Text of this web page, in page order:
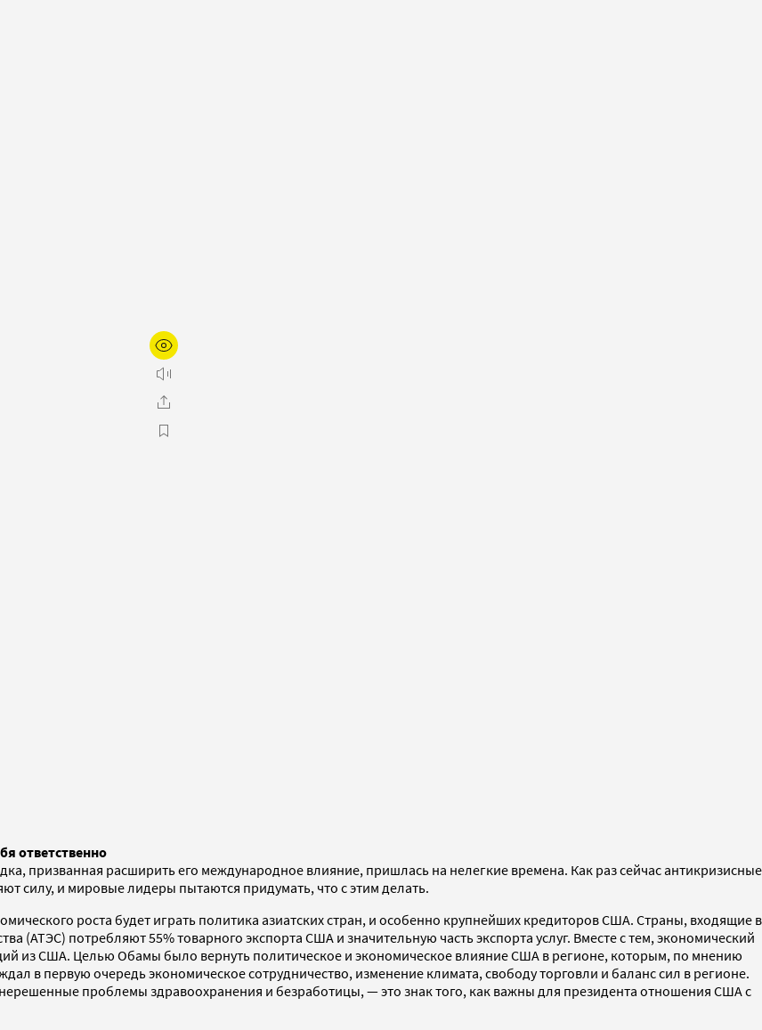
ответственно
призванная расширить его международное влияние, пришлась на нелегкие времена. Как раз сейчас антикризисные
силу, и мировые лидеры пытаются придумать, что с этим делать.
роста будет играть политика азиатских стран, и особенно крупнейших кредиторов США. Страны, входящие в
(АТЭС) потребляют 55% товарного экспорта США и значительную часть экспорта услуг. Вместе с тем, экономический
из США. Целью Обамы было вернуть политическое и экономическое влияние США в регионе, которым, по мнению
в первую очередь экономическое сотрудничество, изменение климата, свободу торговли и баланс сил в регионе.
проблемы здравоохранения и безработицы, — это знак того, как важны для президента отношения США с